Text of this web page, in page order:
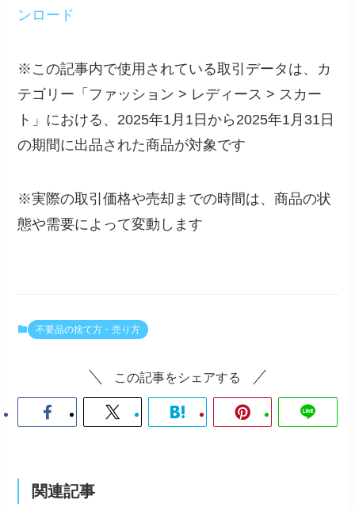
ンロード
※この記事内で使用されている取引データは、カ
テゴリー「ファッション > レディース > スカー
ト」における、2025年1月1日から2025年1月31日
の期間に出品された商品が対象です
※実際の取引価格や売却までの時間は、商品の状
態や需要によって変動します
不要品の捨て方・売り方
この記事をシェアする
関連記事